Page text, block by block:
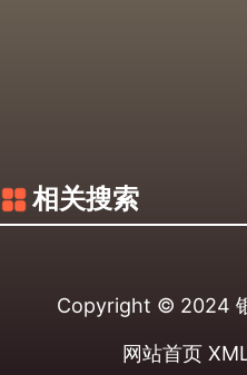
相关搜索
Copyright © 2024
网站首页